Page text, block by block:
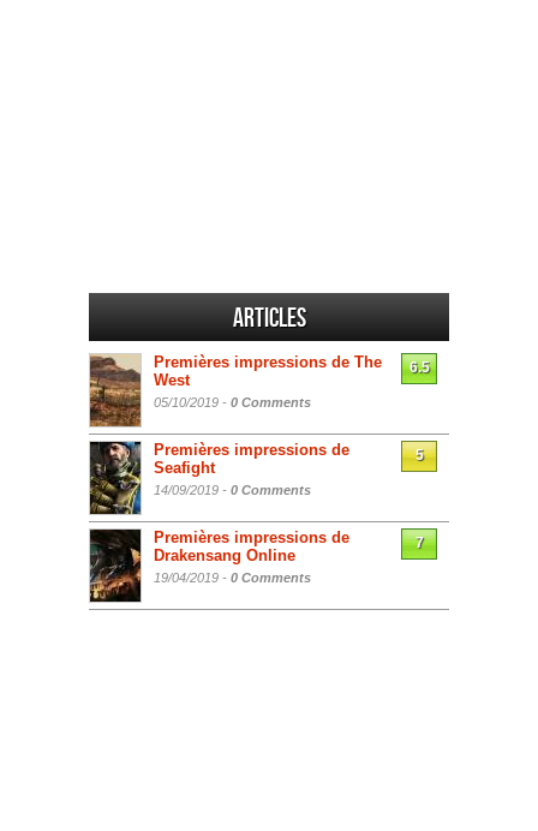
Articles
Premières impressions de The
West
05/10/2019 - 0 Comments
6.5
Premières impressions de
Seafight
14/09/2019 - 0 Comments
5
Premières impressions de
Drakensang Online
19/04/2019 - 0 Comments
7